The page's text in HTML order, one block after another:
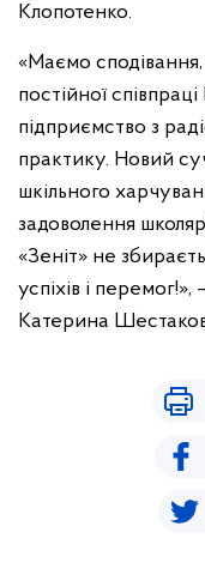
Клопотенко.
«Маємо
постійної
підприємство з
практику. Новий
шкільного
задоволення
«Зеніт» не
успіхів і
Катерина